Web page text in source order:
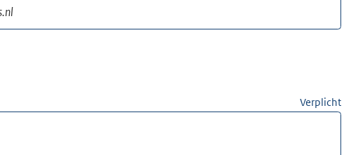
Verplicht